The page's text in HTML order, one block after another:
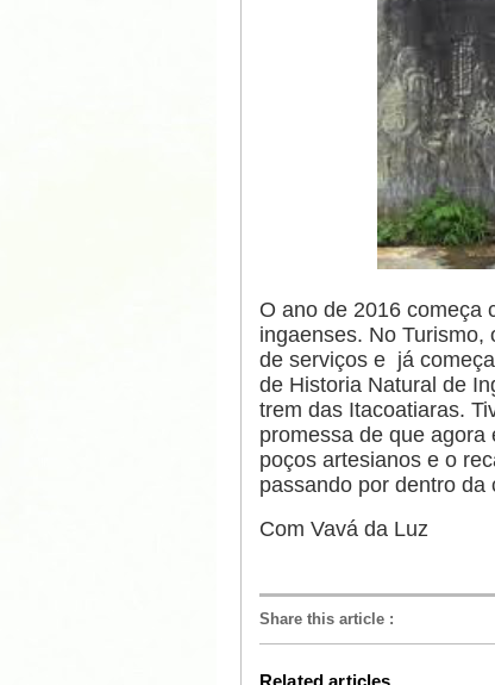
O ano de 2016 começa
ingaenses. No Turismo,
de serviços e já
de Historia Natural de
trem das Itacoatiaras.
promessa de que
poços artesianos e o
passando por dentro da
Com Vavá da Luz
Share this article :
Related articles